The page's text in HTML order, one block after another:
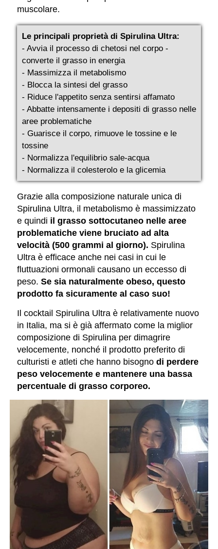
muscolare.
Le principali proprietà di Spirulina Ultra:
- Avvia il processo di chetosi nel corpo -
converte il grasso in energia
- Massimizza il metabolismo
- Blocca la sintesi del grasso
- Riduce l'appetito senza sentirsi affamato
- Abbatte intensamente i depositi di grasso nelle
aree problematiche
- Guarisce il corpo, rimuove le tossine e le
tossine
- Normalizza l'equilibrio sale-acqua
- Normalizza il colesterolo e la glicemia
Grazie alla composizione naturale unica di
Spirulina Ultra, il metabolismo è massimizzato
e quindi il grasso sottocutaneo nelle aree
problematiche viene bruciato ad alta
velocità (500 grammi al giorno). Spirulina
Ultra è efficace anche nei casi in cui le
fluttuazioni ormonali causano un eccesso di
peso. Se sia naturalmente obeso, questo
prodotto fa sicuramente al caso suo!
Il cocktail Spirulina Ultra è relativamente nuovo
in Italia, ma si è già affermato come la miglior
composizione di Spirulina per dimagrire
velocemente, nonché il prodotto preferito di
culturisti e atleti che hanno bisogno di perdere
peso velocemente e mantenere una bassa
percentuale di grasso corporeo.